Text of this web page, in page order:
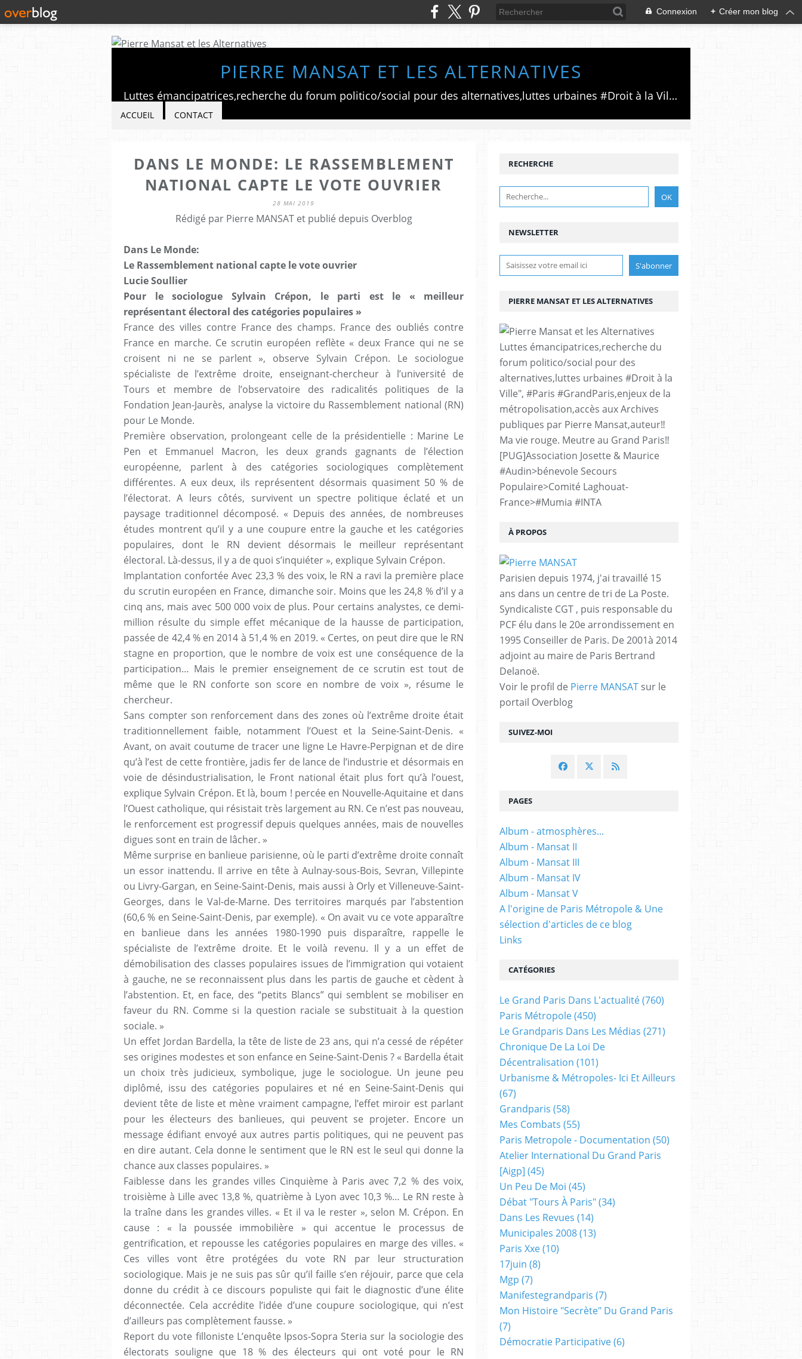
Connexion + Créer mon blog
PIERRE MANSAT ET LES ALTERNATIVES
Luttes émancipatrices,recherche du forum politico/social pour des alternatives,luttes urbaines #Droit à la Ville", #Paris #GrandParis,enjeux de la métropolisation,accès aux Archives publiques par Pierre Mansat,auteur‼️Ma vie rouge. Meutre au Grand Paris‼️[PUG]Association Josette & Maurice #Audin>bénevole Secours Populaire>Comité Laghouat-France>#Mumia #INTA
ACCUEIL CONTACT
DANS LE MONDE: LE RASSEMBLEMENT
NATIONAL CAPTE LE VOTE OUVRIER
28 MAI 2019
Rédigé par Pierre MANSAT et publié depuis Overblog
Dans Le Monde:
Le Rassemblement national capte le vote ouvrier
Lucie Soullier
Pour le sociologue Sylvain Crépon, le parti est le « meilleur
représentant électoral des catégories populaires »
France des villes contre France des champs. France des oubliés contre
France en marche. Ce scrutin européen reflète « deux France qui ne se
croisent ni ne se parlent », observe Sylvain Crépon. Le sociologue
spécialiste de l’extrême droite, enseignant-chercheur à l’université de
Tours et membre de l’observatoire des radicalités politiques de la
Fondation Jean-Jaurès, analyse la victoire du Rassemblement national (RN)
pour Le Monde.
Première observation, prolongeant celle de la présidentielle : Marine Le
Pen et Emmanuel Macron, les deux grands gagnants de l’élection
européenne, parlent à des catégories sociologiques complètement
différentes. A eux deux, ils représentent désormais quasiment 50 % de
l’électorat. A leurs côtés, survivent un spectre politique éclaté et un
paysage traditionnel décomposé. « Depuis des années, de nombreuses
études montrent qu’il y a une coupure entre la gauche et les catégories
populaires, dont le RN devient désormais le meilleur représentant
électoral. Là-dessus, il y a de quoi s’inquiéter », explique Sylvain Crépon.
Implantation confortée Avec 23,3 % des voix, le RN a ravi la première place
du scrutin européen en France, dimanche soir. Moins que les 24,8 % d’il y a
cinq ans, mais avec 500 000 voix de plus. Pour certains analystes, ce demi-
million résulte du simple effet mécanique de la hausse de participation,
passée de 42,4 % en 2014 à 51,4 % en 2019. « Certes, on peut dire que le RN
stagne en proportion, que le nombre de voix est une conséquence de la
participation… Mais le premier enseignement de ce scrutin est tout de
même que le RN conforte son score en nombre de voix », résume le
chercheur.
Sans compter son renforcement dans des zones où l’extrême droite était
traditionnellement faible, notamment l’Ouest et la Seine-Saint-Denis. «
Avant, on avait coutume de tracer une ligne Le Havre-Perpignan et de dire
qu’à l’est de cette frontière, jadis fer de lance de l’industrie et désormais en
voie de désindustrialisation, le Front national était plus fort qu’à l’ouest,
explique Sylvain Crépon. Et là, boum ! percée en Nouvelle-Aquitaine et dans
l’Ouest catholique, qui résistait très largement au RN. Ce n’est pas nouveau,
le renforcement est progressif depuis quelques années, mais de nouvelles
digues sont en train de lâcher. »
Même surprise en banlieue parisienne, où le parti d’extrême droite connaît
un essor inattendu. Il arrive en tête à Aulnay-sous-Bois, Sevran, Villepinte
ou Livry-Gargan, en Seine-Saint-Denis, mais aussi à Orly et Villeneuve-Saint-
Georges, dans le Val-de-Marne. Des territoires marqués par l’abstention
(60,6 % en Seine-Saint-Denis, par exemple). « On avait vu ce vote apparaître
en banlieue dans les années 1980-1990 puis disparaître, rappelle le
spécialiste de l’extrême droite. Et le voilà revenu. Il y a un effet de
démobilisation des classes populaires issues de l’immigration qui votaient
à gauche, ne se reconnaissent plus dans les partis de gauche et cèdent à
l’abstention. Et, en face, des “petits Blancs” qui semblent se mobiliser en
faveur du RN. Comme si la question raciale se substituait à la question
sociale. »
Un effet Jordan Bardella, la tête de liste de 23 ans, qui n’a cessé de répéter
ses origines modestes et son enfance en Seine-Saint-Denis ? « Bardella était
un choix très judicieux, symbolique, juge le sociologue. Un jeune peu
diplômé, issu des catégories populaires et né en Seine-Saint-Denis qui
devient tête de liste et mène vraiment campagne, l’effet miroir est parlant
pour les électeurs des banlieues, qui peuvent se projeter. Encore un
message édifiant envoyé aux autres partis politiques, qui ne peuvent pas
en dire autant. Cela donne le sentiment que le RN est le seul qui donne la
chance aux classes populaires. »
Faiblesse dans les grandes villes Cinquième à Paris avec 7,2 % des voix,
troisième à Lille avec 13,8 %, quatrième à Lyon avec 10,3 %… Le RN reste à
la traîne dans les grandes villes. « Et il va le rester », selon M. Crépon. En
cause : « la poussée immobilière » qui accentue le processus de
gentrification, et repousse les catégories populaires en marge des villes. «
Ces villes vont être protégées du vote RN par leur structuration
sociologique. Mais je ne suis pas sûr qu’il faille s’en réjouir, parce que cela
donne du crédit à ce discours populiste qui fait le diagnostic d’une élite
déconnectée. Cela accrédite l’idée d’une coupure sociologique, qui n’est
d’ailleurs pas complètement fausse. »
Report du vote filloniste L’enquête Ipsos-Sopra Steria sur la sociologie des
électorats souligne que 18 % des électeurs qui ont voté pour le RN
NEWSLETTER
SUIVEZ-MOI
RECHERCHE
PIERRE MANSAT ET LES ALTERNATIVES
Luttes émancipatrices,recherche du
forum politico/social pour des
alternatives,luttes urbaines #Droit à la
Ville", #Paris #GrandParis,enjeux de la
métropolisation,accès aux Archives
publiques par Pierre Mansat,auteur‼️
Ma vie rouge. Meutre au Grand Paris‼️
[PUG]Association Josette & Maurice
#Audin>bénevole Secours
Populaire>Comité Laghouat-
France>#Mumia #INTA
À PROPOS
Parisien depuis 1974, j'ai travaillé 15
ans dans un centre de tri de La Poste.
Syndicaliste CGT , puis responsable du
PCF élu dans le 20e arrondissement en
1995 Conseiller de Paris. De 2001à 2014
adjoint au maire de Paris Bertrand
Delanoë.
Voir le profil de Pierre MANSAT sur le
portail Overblog
PAGES
Album - atmosphères...
Album - Mansat II
Album - Mansat III
Album - Mansat IV
Album - Mansat V
A l'origine de Paris Métropole & Une
sélection d'articles de ce blog
Links
CATÉGORIES
Le Grand Paris Dans L'actualité(760)
Paris Métropole(450)
Le Grandparis Dans Les Médias (271)
Chronique De La Loi De
Décentralisation (101)
Urbanisme & Métropoles- Ici Et Ailleurs
(67)
Grandparis (58)
Mes Combats (55)
Paris Metropole - Documentation (50)
Atelier International Du Grand Paris
[aigp] (45)
Un Peu De Moi (45)
Débat "tours À Paris"(34)
Dans Les Revues (14)
Municipales 2008(13)
Paris Xxe(10)
17juin (8)
Mgp (7)
Manifestegrandparis (7)
Mon Histoire "secrète" Du Grand Paris
(7)
Démocratie Participative(6)